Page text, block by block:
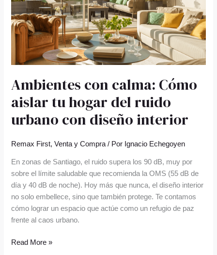
Ambientes con calma: Cómo
aislar tu hogar del ruido
urbano con diseño interior
Remax First,Venta y Compra / Por Ignacio Echegoyen
En zonas de Santiago, el ruido supera los 90 dB, muy por
sobre el límite saludable que recomienda la OMS (55 dB de
día y 40 dB de noche). Hoy más que nunca, el diseño interior
no solo embellece, sino que también protege. Te contamos
cómo lograr un espacio que actúe como un refugio de paz
frente al caos urbano.
del
ruido
urbano
diseño
Read More »